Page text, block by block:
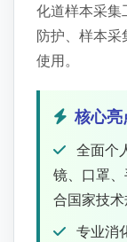
化道样本采集
防护、样本
使用。
核心亮
全面个
镜、口罩
合国家技
专业消